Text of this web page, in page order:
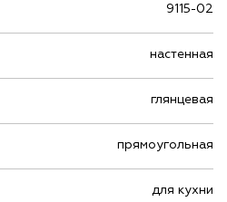
9115-02
настенная
глянцевая
прямоугольная
для кухни